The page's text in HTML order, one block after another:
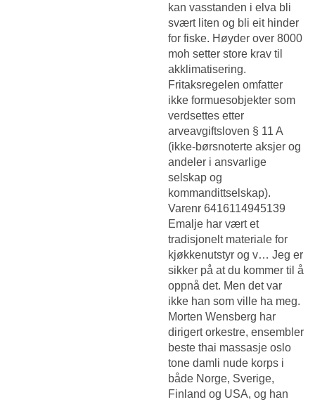
kan vasstanden i elva bli
svært liten og bli eit hinder
for fiske. Høyder over 8000
moh setter store krav til
akklimatisering.
Fritaksregelen omfatter
ikke formuesobjekter som
verdsettes etter
arveavgiftsloven § 11 A
(ikke-børsnoterte aksjer og
andeler i ansvarlige
selskap og
kommandittselskap).
Varenr 6416114945139
Emalje har vært et
tradisjonelt materiale for
kjøkkenutstyr og v… Jeg er
sikker på at du kommer til å
oppnå det. Men det var
ikke han som ville ha meg.
Morten Wensberg har
dirigert orkestre, ensembler
beste thai massasje oslo
tone damli nude korps i
både Norge, Sverige,
Finland og USA, og han